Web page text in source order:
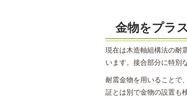
金物をプラ
現在は木造軸組構法の耐
います。接合部分に特別
耐震金物を用いることで
証とは別で金物の設置も